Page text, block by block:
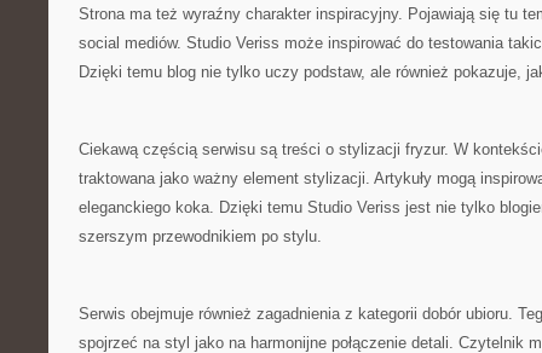
Strona ma też wyraźny charakter inspiracyjny. Pojawiają się tu
social mediów. Studio Veriss może inspirować do testowania
Dzięki temu blog nie tylko uczy podstaw, ale również pokazuje,
Ciekawą częścią serwisu są treści o stylizacji fryzur. W
traktowana jako ważny element stylizacji. Artykuły mogą
eleganckiego koka. Dzięki temu Studio Veriss jest nie tylko
szerszym przewodnikiem po stylu.
Serwis obejmuje również zagadnienia z kategorii dobór ubioru.
spojrzeć na styl jako na harmonijne połączenie detali. Czytelnik